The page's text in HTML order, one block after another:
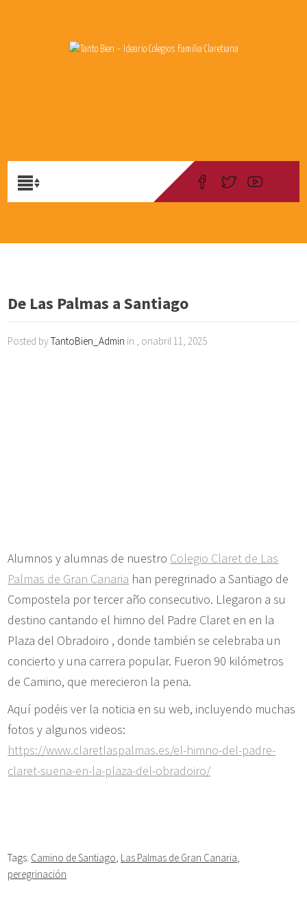
De Las Palmas a Santiago
Posted byTantoBien_Admin in , onabril 11, 2025
Alumnos y alumnas de nuestro Colegio Claret de Las
Palmas de Gran Canaria han peregrinado a Santiago de
Compostela por tercer año consecutivo. Llegaron a su
destino cantando el himno del Padre Claret en en la
Plaza del Obradoiro , donde también se celebraba un
concierto y una carrera popular. Fueron 90 kilómetros
de Camino, que merecieron la pena.
Aquí podéis ver la noticia en su web, incluyendo muchas
fotos y algunos videos:
https://www.claretlaspalmas.es/el-himno-del-padre-
claret-suena-en-la-plaza-del-obradoiro/
Tags: Camino de Santiago, Las Palmas de Gran Canaria,
peregrinación